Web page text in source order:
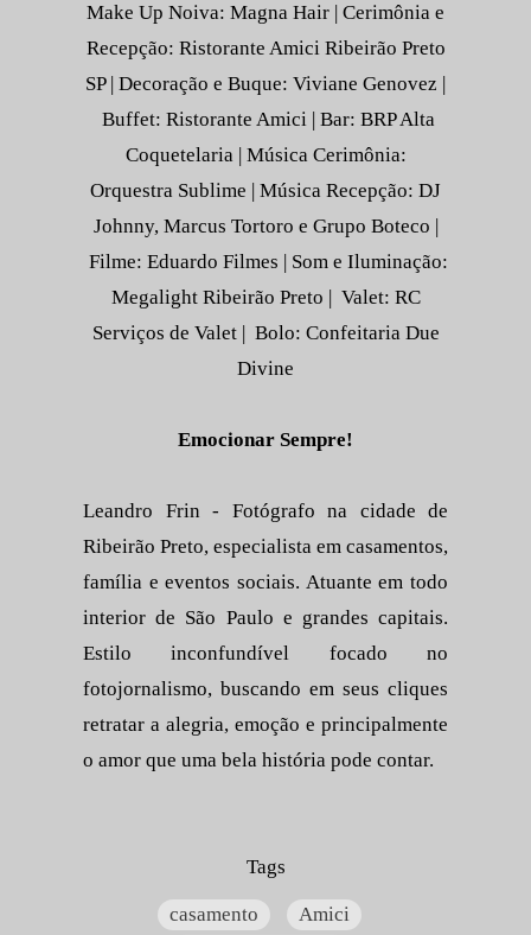
Make Up Noiva: Magna Hair | Cerimônia e
Recepção: Ristorante Amici Ribeirão Preto
SP | Decoração e Buque: Viviane Genovez |
Buffet: Ristorante Amici | Bar: BRP Alta
Coquetelaria | Música Cerimônia:
Orquestra Sublime | Música Recepção: DJ
Johnny, Marcus Tortoro e Grupo Boteco |
Filme: Eduardo Filmes | Som e Iluminação:
Megalight Ribeirão Preto | Valet: RC
Serviços de Valet | Bolo: Confeitaria Due
Divine
Emocionar Sempre!
Leandro Frin - Fotógrafo na cidade de
Ribeirão Preto, especialista em casamentos,
família e eventos sociais. Atuante em todo
interior de São Paulo e grandes capitais.
Estilo inconfundível focado no
fotojornalismo, buscando em seus cliques
retratar a alegria, emoção e principalmente
o amor que uma bela história pode contar.
Tags
casamento
Amici